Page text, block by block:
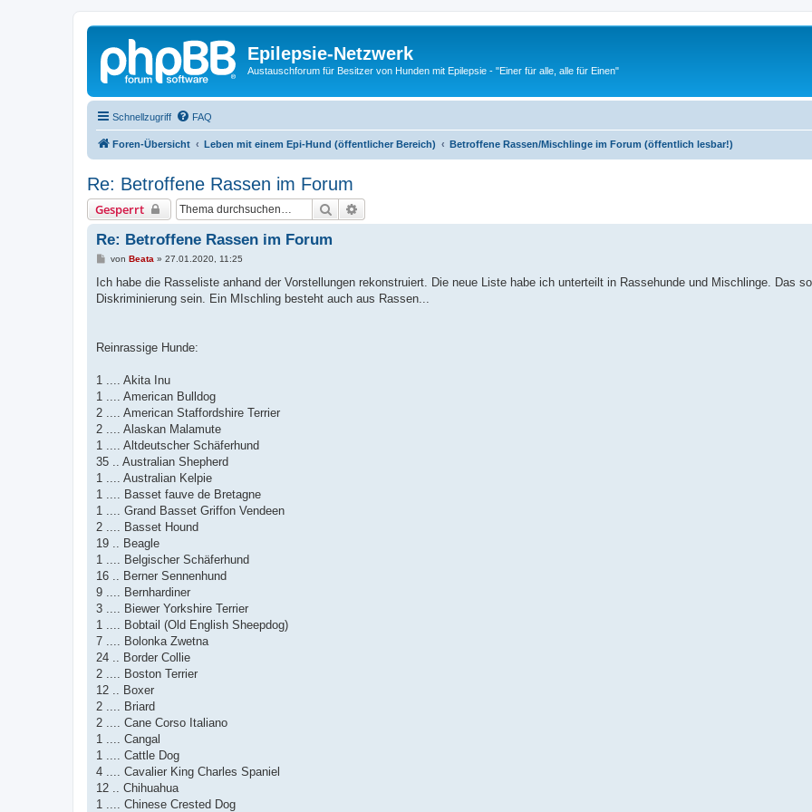
Epilepsie-Netzwerk
Austauschforum für Besitzer von Hunden mit Epilepsie - "Einer für alle, alle für Einen"
Schnellzugriff FAQ
Foren-Übersicht Leben mit einem Epi-Hund (öffentlicher Bereich) Betroffene Rassen/Mischlinge im Forum (öffentlich lesbar!)
Re: Betroffene Rassen im Forum
Gesperrt Suche
Re: Betroffene Rassen im Forum
B
i
r
von Beata » 27.01.2020, 11:25
Ich habe die Rasseliste anhand der Vorstellungen rekonstruiert. Die neue Liste habe ich unterteilt in Rassehunde und Mischlinge. Das
Diskriminierung sein. Ein MIschling besteht auch aus Rassen...
Reinrassige Hunde:
1 .... Akita Inu
1 .... American Bulldog
2 .... American Staffordshire Terrier
2 .... Alaskan Malamute
1 .... Altdeutscher Schäferhund
35 .. Australian Shepherd
1 .... Australian Kelpie
1 .... Basset fauve de Bretagne
1 .... Grand Basset Griffon Vendeen
2 .... Basset Hound
19 .. Beagle
1 .... Belgischer Schäferhund
16 .. Berner Sennenhund
9 .... Bernhardiner
3 .... Biewer Yorkshire Terrier
1 .... Bobtail (Old English Sheepdog)
7 .... Bolonka Zwetna
24 .. Border Collie
2 .... Boston Terrier
12 .. Boxer
2 .... Briard
2 .... Cane Corso Italiano
1 .... Cangal
1 .... Cattle Dog
4 .... Cavalier King Charles Spaniel
12 .. Chihuahua
1 .... Chinese Crested Dog